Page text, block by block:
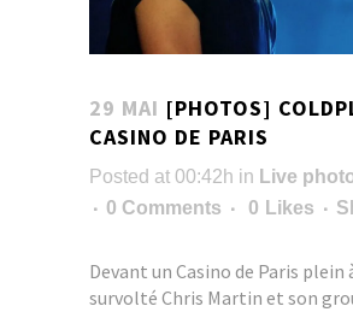
29 MAI [PHOTOS]
CASINO DE PARIS
Posted at 00:42h in Live
0 Comments
0 Likes
Devant un Casino de Paris plein
survolté Chris Martin et son